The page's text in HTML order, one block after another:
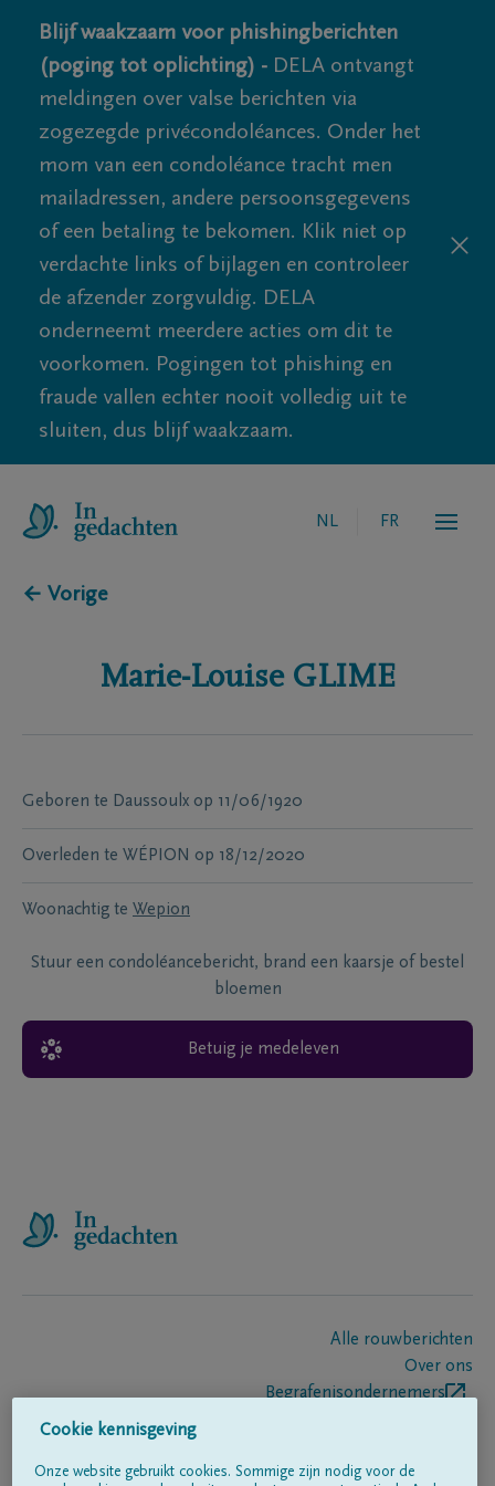
Blijf waakzaam voor phishingberichten
(poging tot oplichting) - DELA ontvangt
meldingen over valse berichten via
zogezegde privécondoléances. Onder het
mom van een condoléance tracht men
mailadressen, andere persoonsgegevens
of een betaling te bekomen. Klik niet op
verdachte links of bijlagen en controleer
de afzender zorgvuldig. DELA
onderneemt meerdere acties om dit te
voorkomen. Pogingen tot phishing en
fraude vallen echter nooit volledig uit te
sluiten, dus blijf waakzaam.
NL FR
← Vorige
Marie-Louise GLIME
Geboren te Daussoulx op 11/06/1920
Overleden te WÉPION op 18/12/2020
Woonachtig te Wepion
Stuur een condoléancebericht, brand een kaarsje of bestel
bloemen
Betuig je medeleven
Alle rouwberichten
Over ons
Begrafenisondernemers
Cookie kennisgeving
Onze website gebruikt cookies. Sommige zijn nodig voor de